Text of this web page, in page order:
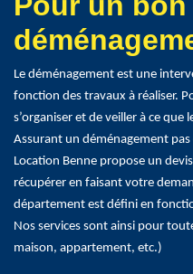
Le déménagement est une
fonction des travaux à réaliser.
s’organiser et de veiller à ce que
Assurant un déménagement pas
Location Benne propose un
récupérer en faisant votre
département est défini en
Nos services sont ainsi pour
maison, appartement, etc.)